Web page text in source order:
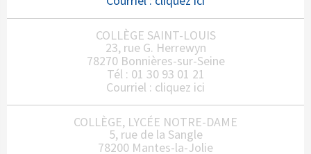
COLLÈGE SAINT-LOUIS
23, rue G. Herrewyn
78270 Bonnières-sur-Seine
Tél : 01 30 93 01 21
Courriel : cliquez ici
COLLÈGE, LYCÉE NOTRE-DAME
5, rue de la Sangle
78200 Mantes-la-Jolie